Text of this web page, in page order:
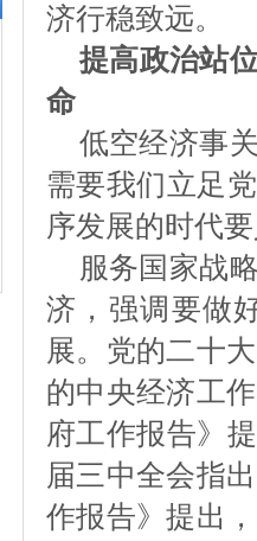
济行稳致远。
提高政治站
命
低空经济事
需要我们立足
序发展的时代
服务国家战
济，强调要做
展。党的二十
的中央经济工
府工作报告》
届三中全会指
作报告》提出